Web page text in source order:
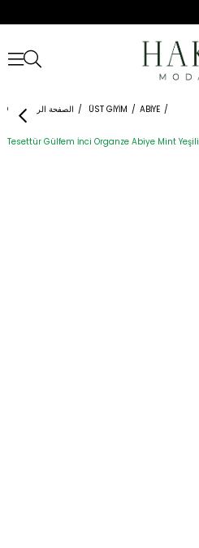
الصفحة الرئيسية ÜST GİYİM ABİYE
Tesettür Gülfem İnci Organze Abiye Mint Yeşili